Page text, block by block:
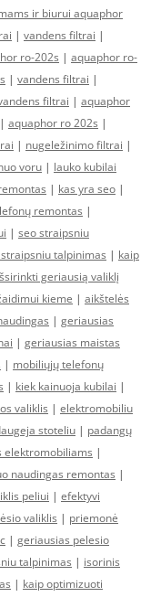
ir biurui aquaphor
| vandens filtrai |
ro-202s | aquaphor ro-
| vandens filtrai |
filtrai | aquaphor
| aquaphor ro 202s |
| nugeležinimo filtrai |
voru | lauko kubilai
| kas yra seo |
remontas |
| seo straipsniu
talpinimas | kaip
geriausią valiklį
kieme | aikštelės
| geriausias
| geriausias maistas
| mobiliųjų telefonų
| kiek kainuoja kubilai |
valiklis | elektromobiliu
stoteliu | padangų
elektromobiliams |
naudingas remontas |
peliui | efektyvi
valiklis | priemonė
| geriausias pelesio
talpinimas | isorinis
| kaip optimizuoti